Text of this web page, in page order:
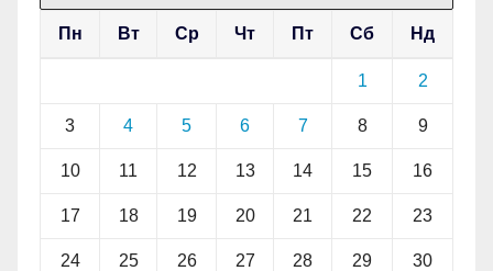
Пн Вт Ср Чт Пт Сб Нд
1 2
3 4 5 6 7 8 9
10 11 12 13 14 15 16
17 18 19 20 21 22 23
24 25 26 27 28 29 30